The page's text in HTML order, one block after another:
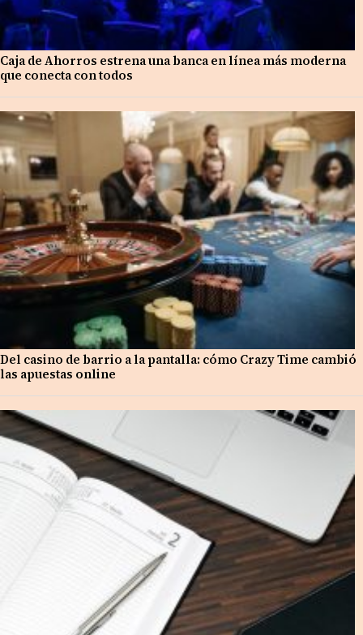
Caja de Ahorros estrena una banca en línea más moderna
que conecta con todos
Del casino de barrio a la pantalla: cómo Crazy Time cambió
las apuestas online